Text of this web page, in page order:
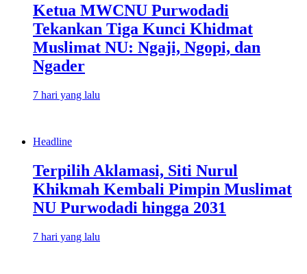
Ketua MWCNU Purwodadi
Tekankan Tiga Kunci Khidmat
Muslimat NU: Ngaji, Ngopi, dan
Ngader
7 hari yang lalu
Headline
Terpilih Aklamasi, Siti Nurul
Khikmah Kembali Pimpin Muslimat
NU Purwodadi hingga 2031
7 hari yang lalu